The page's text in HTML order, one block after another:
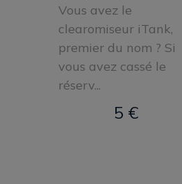
Vous avez le
clearomiseur iTank,
premier du nom ? Si
vous avez cassé le
réserv...
5 €